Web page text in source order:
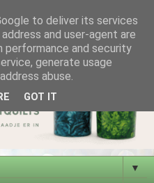
▼
to deliver its services
and user-agent are
performance and security
generate usage
abuse.
GOT IT